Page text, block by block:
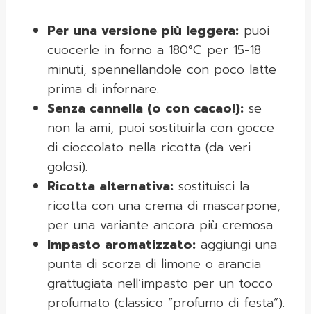
Per una versione più leggera: puoi
cuocerle in forno a 180°C per 15-18
minuti, spennellandole con poco latte
prima di infornare.
Senza cannella (o con cacao!): se
non la ami, puoi sostituirla con gocce
di cioccolato nella ricotta (da veri
golosi).
Ricotta alternativa: sostituisci la
ricotta con una crema di mascarpone,
per una variante ancora più cremosa.
Impasto aromatizzato: aggiungi una
punta di scorza di limone o arancia
grattugiata nell’impasto per un tocco
profumato (classico “profumo di festa”).